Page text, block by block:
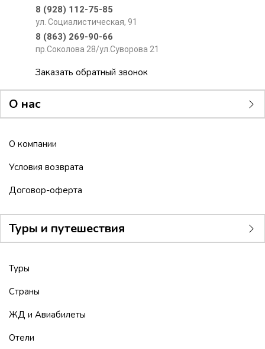
8 (928) 112-75-85
ул. Социалистическая, 91
8 (863) 269-90-66
пр.Соколова 28/ул.Суворова 21
Заказать обратный звонок
О нас
О компании
Условия возврата
Договор-оферта
Туры и путешествия
Туры
Страны
ЖД и Авиабилеты
Отели